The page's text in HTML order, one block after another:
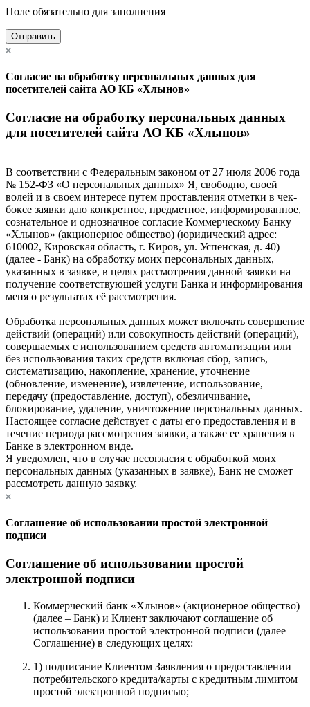
Поле обязательно для заполнения
Отправить
Согласие на обработку персональных данных для
посетителей сайта АО КБ «Хлынов»
Согласие на обработку персональных данных
для посетителей сайта АО КБ «Хлынов»
В соответствии с Федеральным законом от 27 июля 2006 года
№ 152-ФЗ «О персональных данных» Я, свободно, своей
волей и в своем интересе путем проставления отметки в чек-
боксе заявки даю конкретное, предметное, информированное,
сознательное и однозначное согласие Коммерческому Банку
«Хлынов» (акционерное общество) (юридический адрес:
610002, Кировская область, г. Киров, ул. Успенская, д. 40)
(далее - Банк) на обработку моих персональных данных,
указанных в заявке, в целях рассмотрения данной заявки на
получение соответствующей услуги Банка и информирования
меня о результатах её рассмотрения.
Обработка персональных данных может включать совершение
действий (операций) или совокупность действий (операций),
совершаемых с использованием средств автоматизации или
без использования таких средств включая сбор, запись,
систематизацию, накопление, хранение, уточнение
(обновление, изменение), извлечение, использование,
передачу (предоставление, доступ), обезличивание,
блокирование, удаление, уничтожение персональных данных.
Настоящее согласие действует с даты его предоставления и в
течение периода рассмотрения заявки, а также ее хранения в
Банке в электронном виде.
Я уведомлен, что в случае несогласия с обработкой моих
персональных данных (указанных в заявке), Банк не сможет
рассмотреть данную заявку.
Соглашение об использовании простой электронной
подписи
Соглашение об использовании простой
электронной подписи
Коммерческий банк «Хлынов» (акционерное общество)
(далее – Банк) и Клиент заключают соглашение об
использовании простой электронной подписи (далее –
Соглашение) в следующих целях:
1) подписание Клиентом Заявления о предоставлении
потребительского кредита/карты с кредитным лимитом
простой электронной подписью;